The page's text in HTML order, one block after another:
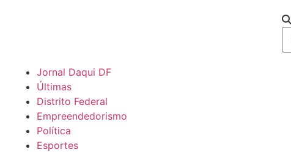
Jornal Daqui DF
Últimas
Distrito Federal
Empreendedorismo
Política
Esportes